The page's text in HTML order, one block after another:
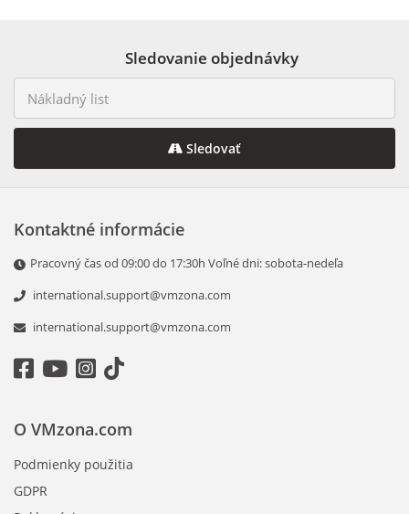
Sledovanie objednávky
Sledovať
Kontaktné informácie
Pracovný čas оd 09:00 dо 17:30h Voľné dni: sobota-nedeľa
international.support@vmzona.com
international.support@vmzona.com
O VMzona.com
Podmienky použitia
GDPR